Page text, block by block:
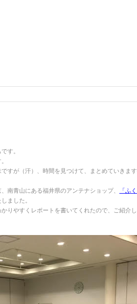
す。
すが（汗）、時間を見つけて、まとめていきま
南青山にある福井県のアンテナショップ、 「ふ
ました。
りやすくレポートを書いてくれたので、ご紹介し